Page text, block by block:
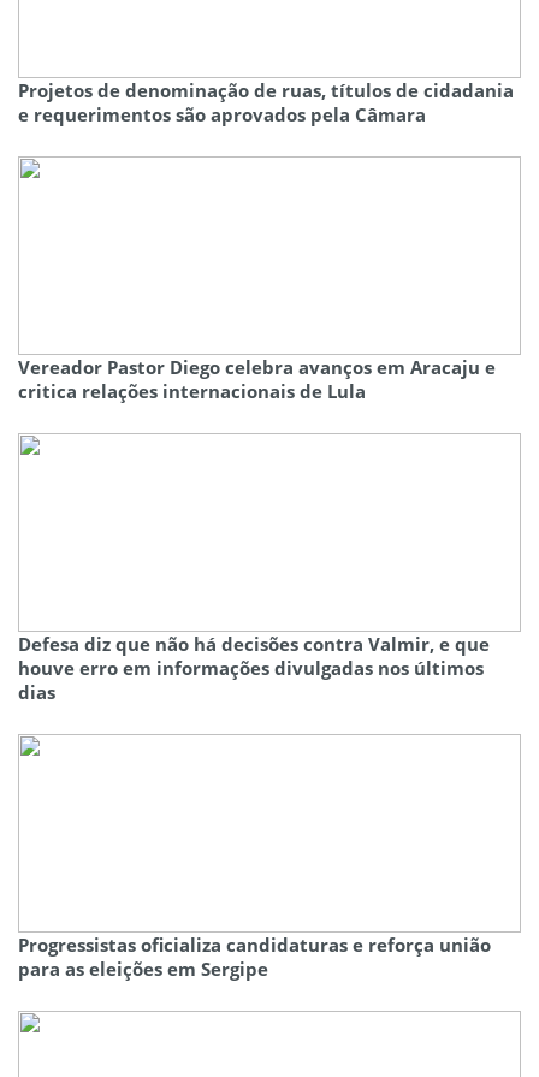
Projetos de denominação de ruas, títulos de cidadania
e requerimentos são aprovados pela Câmara
Vereador Pastor Diego celebra avanços em Aracaju e
critica relações internacionais de Lula
Defesa diz que não há decisões contra Valmir, e que
houve erro em informações divulgadas nos últimos
dias
Progressistas oficializa candidaturas e reforça união
para as eleições em Sergipe